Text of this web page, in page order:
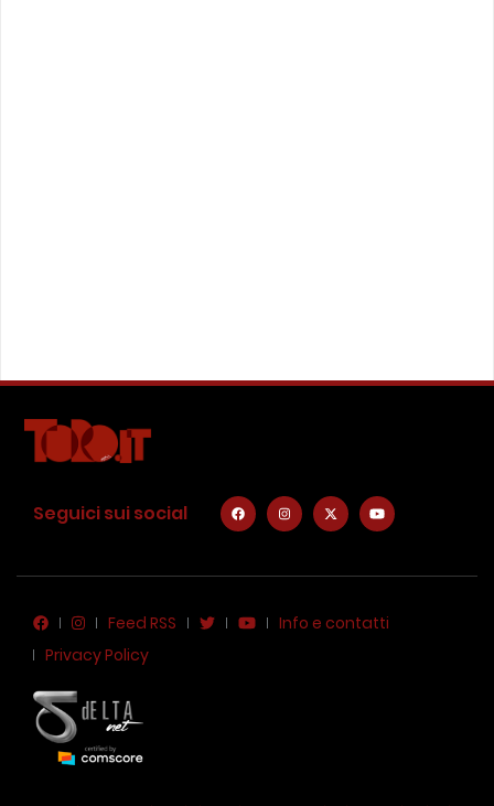
Seguici sui social
Feed RSS
Info e contatti
Privacy Policy